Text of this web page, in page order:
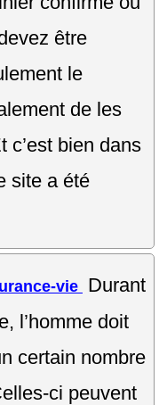
être
le
de les
c’est bien dans
site a été
vie Durant
l’homme doit
certain nombre
ci peuvent